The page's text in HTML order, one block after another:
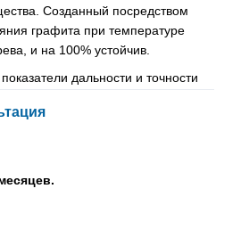
Созданный посредством
графита при температуре
и на 100% устойчив.
дальности и точности